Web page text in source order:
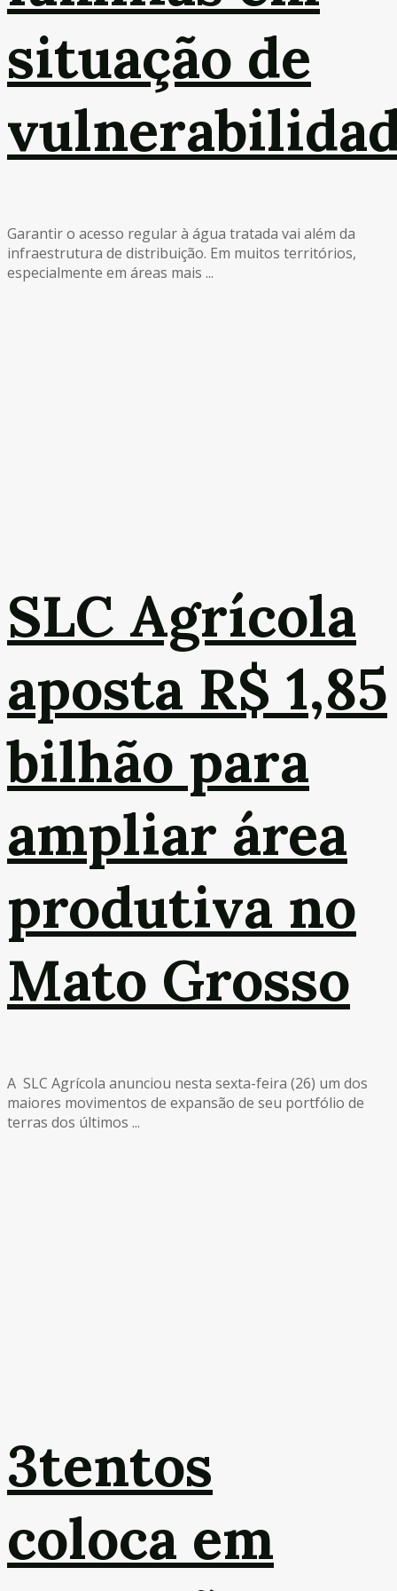
situação de
Garantir o acesso regular à água tratada vai além da
infraestrutura de distribuição. Em muitos territórios,
especialmente em áreas mais ...
SLC Agrícola
aposta R$ 1,85
bilhão para
ampliar área
produtiva no
Mato Grosso
A SLC Agrícola anunciou nesta sexta-feira (26) um dos
maiores movimentos de expansão de seu portfólio de
terras dos últimos ...
3tentos
coloca em